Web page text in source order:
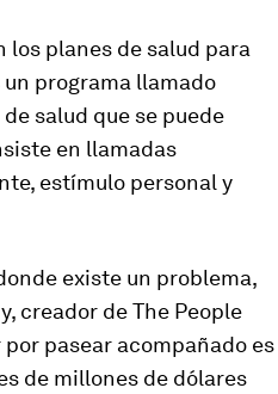
los planes de salud para
programa llamado
salud que se puede
en llamadas
estímulo personal y
existe un problema,
creador de The People
pasear acompañado es
de millones de dólares